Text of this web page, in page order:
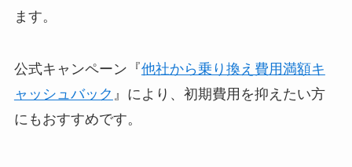
ます。
公式キャンペーン『他社から乗り換え費用満額キ
ャッシュバック 』により、初期費用を抑えたい方
にもおすすめです。